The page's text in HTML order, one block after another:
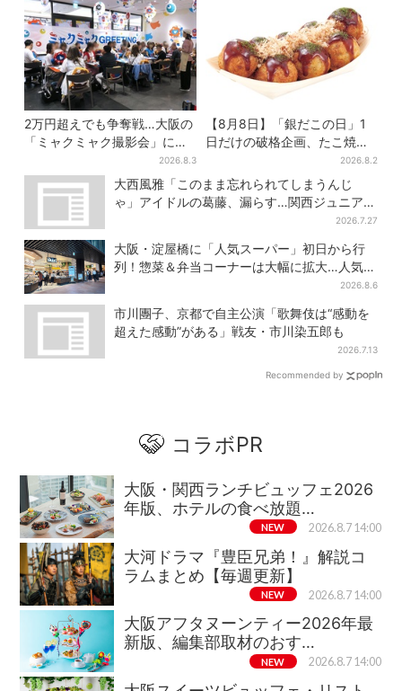
2万円超えでも争奪戦…大阪の
「ミャクミャク撮影会」に全
国からファン集結、参加者に
聞いた「それでも会いたい理
由」
2026.8.3
【8月8日】「銀だこの日」1
日だけの破格企画、たこ焼き1
舟が88円に…先着88名限り
2026.8.2
大西風雅「このまま忘れられてしまうんじ
ゃ」アイドルの葛藤、漏らす…関西ジュニア特
2026.7.27
大阪・淀屋橋に「人気スーパー」初日から行
列！惣菜＆弁当コーナーは大幅に拡大…人気商
2026.8.6
市川團子、京都で自主公演「歌舞伎は“感動を
超えた感動”がある」戦友・市川染五郎も
2026.7.13
Recommended by
コラボPR
大阪・関西ランチビュッフェ2026
年版、ホテルの食べ放題…
NEW 2026.8.7 14:00
大河ドラマ『豊臣兄弟！』解説コ
ラムまとめ【毎週更新】
NEW 2026.8.7 14:00
大阪アフタヌーンティー2026年最
新版、編集部取材のおす…
NEW 2026.8.7 14:00